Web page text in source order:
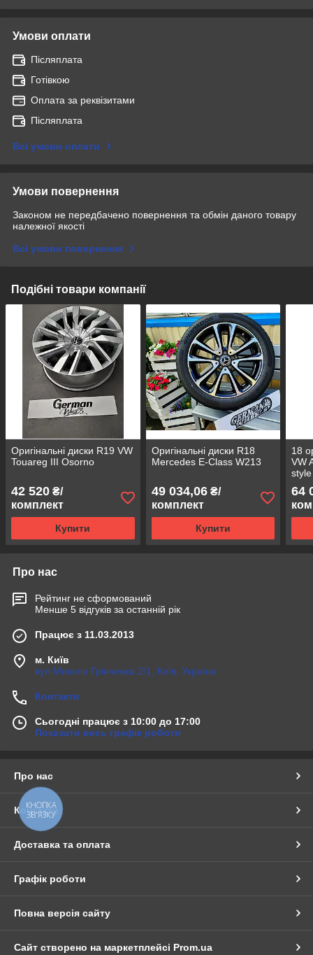
Умови оплати
Післяплата
Готівкою
Оплата за реквізитами
Післяплата
Всі умови оплати
Умови повернення
Законом не передбачено повернення та обмін даного товару
належної якості
Всі умови повернення
Подібні товари компанії
Оригінальні диски R19 VW
Touareg III Osorno
42 520 ₴/
комплект
Купити
Оригінальні диски R18
Mercedes E-Class W213
49 034,06₴/
комплект
Купити
18
VW
64
Про нас
Рейтинг не сформований
Менше 5 відгуків за останній рік
Працює з 11.03.2013
м. Київ
вул.Миколи Грінченка 2/1, Київ, Україна
Контакти
Сьогодні працює з 10:00 до 17:00
Показати весь графік роботи
Про нас
Контакти
Доставка та оплата
Графік роботи
Повна версія сайту
Сайт створено на маркетплейсі Prom.ua
КНОПКА
ЗВ'ЯЗКУ